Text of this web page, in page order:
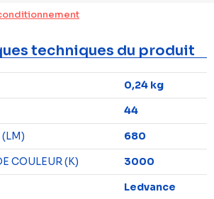
techniques du produit
0,24 kg
44
(LM)
680
COULEUR (K)
3000
Ledvance